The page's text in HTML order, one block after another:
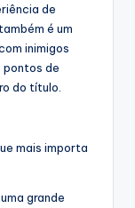
de
é um
inimigos
pontos de
do título.
mais importa
grande